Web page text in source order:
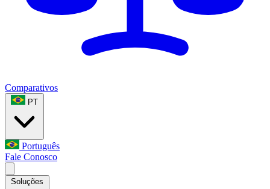
Comparativos
PT
Português
Fale Conosco
Soluções